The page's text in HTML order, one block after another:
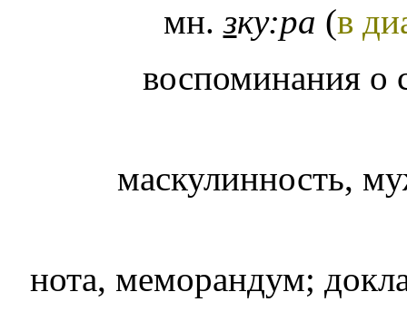
мн.зку:ра (в
воспоминания о
маскулинность,
нота, меморандум;